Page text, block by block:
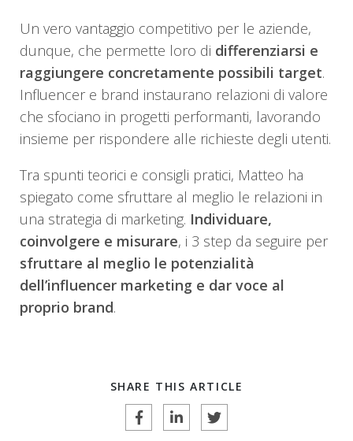
Un vero vantaggio competitivo per le aziende,
dunque, che permette loro di differenziarsi e
raggiungere concretamente possibili target.
Influencer e brand instaurano relazioni di valore
che sfociano in progetti performanti, lavorando
insieme per rispondere alle richieste degli utenti.
Tra spunti teorici e consigli pratici, Matteo ha
spiegato come sfruttare al meglio le relazioni in
una strategia di marketing. Individuare,
coinvolgere e misurare, i 3 step da seguire per
sfruttare al meglio le potenzialità
dell’influencer marketing e dar voce al
proprio brand.
SHARE THIS ARTICLE